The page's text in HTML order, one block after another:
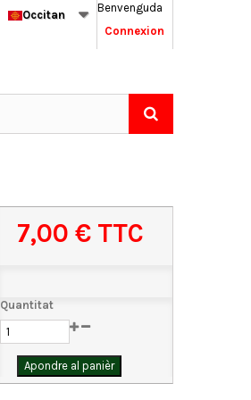
Benvenguda
Connexion
Occitan
7,00 €TTC
Quantitat
Apondre al panièr